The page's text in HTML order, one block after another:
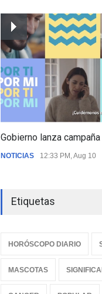
Gobierno lanza
NOTICIAS 12:33 PM, Aug 10
Etiquetas
HORÓSCOPO DIARIO
MASCOTAS